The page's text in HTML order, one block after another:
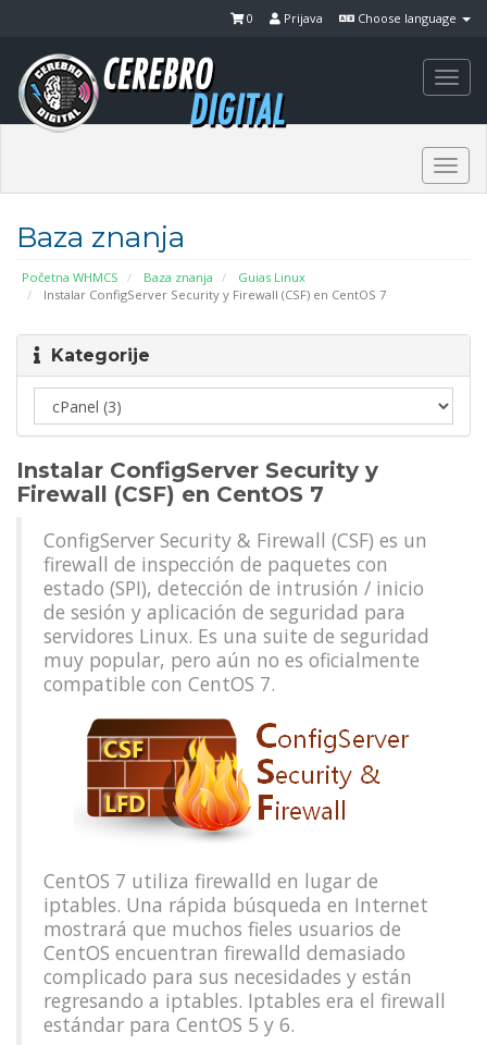
Choose language
Prijava
0
Baza znanja
Početna WHMCS Baza znanja
Guias Linux
Instalar ConfigServer Security y Firewall (CSF) en CentOS 7
Kategorije
Instalar ConfigServer Security y
Firewall (CSF) en CentOS 7
ConfigServer Security & Firewall (CSF) es un
firewall de inspección de paquetes con
estado (SPI), detección de intrusión / inicio
de sesión y aplicación de seguridad para
servidores Linux. Es una suite de seguridad
muy popular, pero aún no es oficialmente
compatible con CentOS 7.
CentOS 7 utiliza firewalld en lugar de
iptables. Una rápida búsqueda en Internet
mostrará que muchos fieles usuarios de
CentOS encuentran firewalld demasiado
complicado para sus necesidades y están
regresando a iptables. Iptables era el firewall
estándar para CentOS 5 y 6.